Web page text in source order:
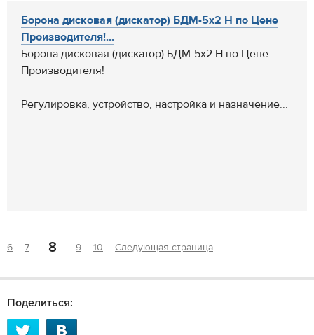
Борона дисковая (дискатор) БДМ-5х2 Н по Цене
Производителя!...
Борона дисковая (дискатор) БДМ-5х2 Н по Цене
Производителя!
Регулировка, устройство, настройка и назначение...
6 7 8 9 10 Следующая страница
Поделиться: